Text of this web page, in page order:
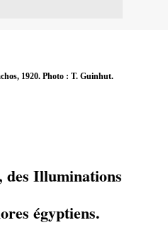
1920. Photo : T. Guinhut.
des Illuminations
égyptiens.